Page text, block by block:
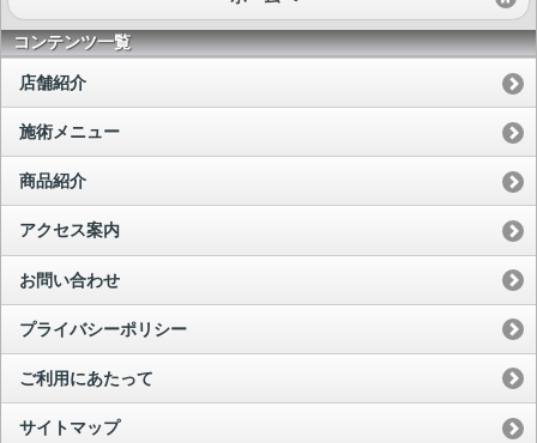
コンテンツ一覧
店舗紹介
施術メニュー
商品紹介
アクセス案内
お問い合わせ
プライバシーポリシー
ご利用にあたって
サイトマップ